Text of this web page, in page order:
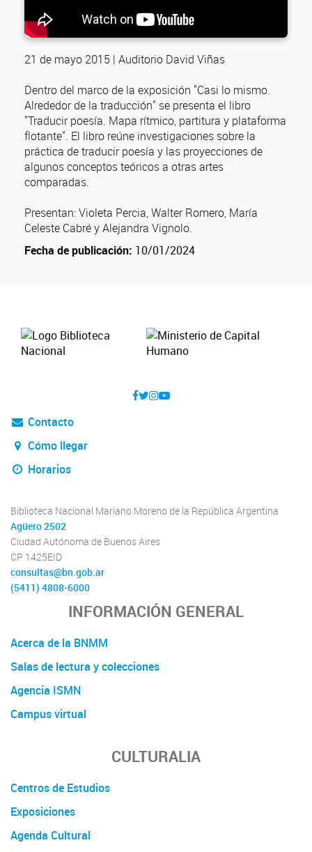
21 de mayo 2015 | Auditorio David Viñas
Dentro del marco de la exposición "Casi lo mismo.
Alrededor de la traducción" se presenta el libro
"Traducir poesía. Mapa rítmico, partitura y plataforma
flotante". El libro reúne investigaciones sobre la
práctica de traducir poesía y las proyecciones de
algunos conceptos teóricos a otras artes
comparadas.
Presentan: Violeta Percia, Walter Romero, María
Celeste Cabré y Alejandra Vignolo.
Fecha de publicación: 10/01/2024
Contacto
Cómo llegar
Horarios
Biblioteca Nacional Mariano Moreno de la República Argentina
Agüero 2502
Ciudad Autónoma de Buenos Aires
CP 1425EID
consultas@bn.gob.ar
(5411) 4808-6000
INFORMACIÓN GENERAL
Acerca de la BNMM
Salas de lectura y colecciones
Agencia ISMN
Campus virtual
CULTURALIA
Centros de Estudios
Exposiciones
Agenda Cultural